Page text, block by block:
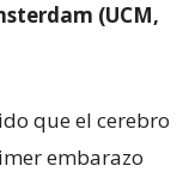
(UCM,
que el cerebro
embarazo